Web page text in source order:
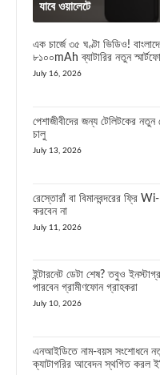
যাবে ওয়ালেটে
এক চার্জে ৩৫ ঘণ্টা ভিডিও!
৮১০০mAh ব্যাটারির নতুন
July 16, 2026
পেশাজীবীদের জন্য টেলিটকের নতুন
চালু
July 13, 2026
রেস্তোরাঁ বা বিমানবন্দরের ফ্রি
করবেন না
July 11, 2026
ইন্টারনেট ডেটা শেষ? তবুও
পারবেন গ্রামীণফোন গ্রাহকরা
July 10, 2026
এনআইডিতে নাম-বয়স সংশোধনে
ক্যাটাগরির আবেদন স্থগিত করল